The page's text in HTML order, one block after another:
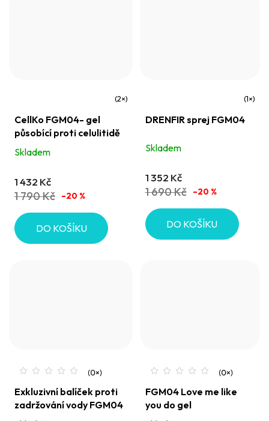
hodnocení
produktu
je
z
5
hvězdiček.
CellKo FGM04- gel
působící proti celulitidě
Skladem
1 432 Kč
1 790 Kč –20 %
DO KOŠÍKU
hodnocení
je
z
hvězdiček.
DRENFIR sprej FGM04
Skladem
1 352 Kč
1 690 Kč –20 %
DO KOŠÍKU
Doprava zdarma
Exkluzivní balíček proti
zadržování vody FGM04
FGM04 Love me like
you do gel